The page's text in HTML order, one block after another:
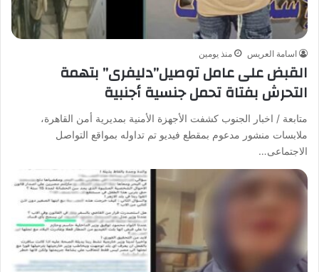
اسامة العريس منذ يومين
القبض على عامل توصيل”دليفرى” بتهمة
التحرش بفتاة تحمل جنسية أجنبية
متابعة / اخبار الجنوب كشفت الأجهزة الأمنية بمديرية أمن القاهرة،
ملابسات منشور مدعوم بمقطع فيديو تم تداوله بمواقع التواصل
الاجتماعى…